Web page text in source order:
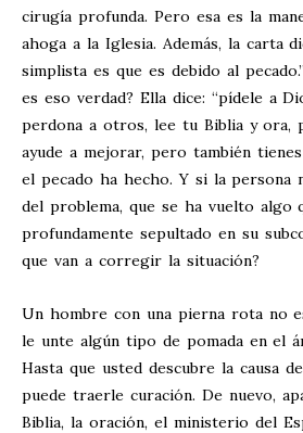
cirugía profunda. Pero esa es la
ahoga a la Iglesia. Además, la carta
simplista es que es debido al
es eso verdad? Ella dice: “pídele a
perdona a otros, lee tu Biblia y ora,
ayude a mejorar, pero también
el pecado ha hecho. Y si la persona
del problema, que se ha vuelto algo
profundamente sepultado en su
que van a corregir la situación?
Un hombre con una pierna rota no
le unte algún tipo de pomada en el
Hasta que usted descubre la causa
puede traerle curación. De nuevo,
Biblia, la oración, el ministerio del